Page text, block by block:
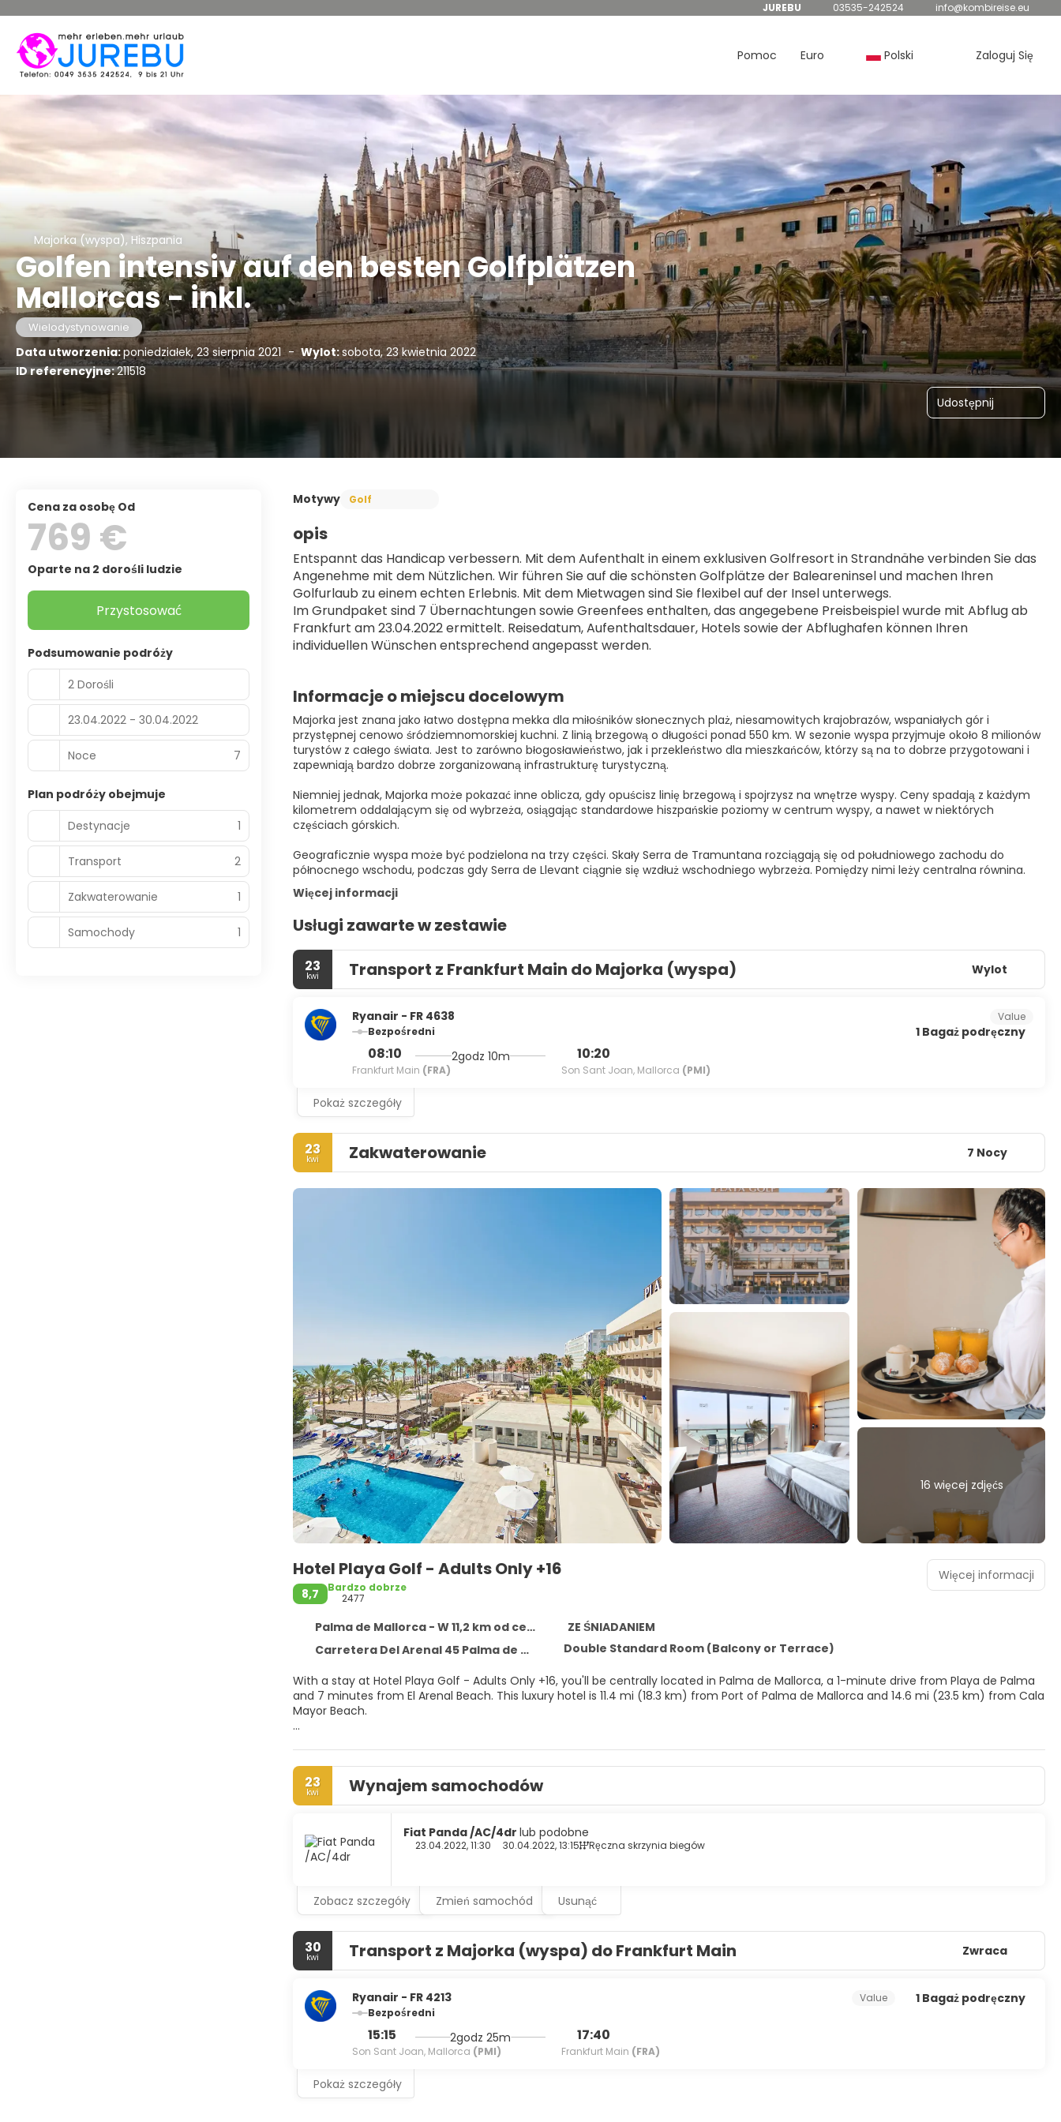
JUREBU 03535-242524 info@kombireise.eu
Pomoc Euro Polski Zaloguj Się
Majorka (wyspa), Hiszpania
Golfen intensiv auf den besten Golfplätzen
Mallorcas - inkl.
Wielodystynowanie
Data utworzenia:poniedziałek, 23 sierpnia 2021 - Wylot:sobota, 23 kwietnia 2022
ID referencyjne:211518
Udostępnij
Motywy Golf
opis
Entspannt das Handicap verbessern. Mit dem Aufenthalt in einem exklusiven Golfresort in Strandnähe verbinden Sie das
Angenehme mit dem Nützlichen. Wir führen Sie auf die schönsten Golfplätze der Baleareninsel und machen Ihren
Golfurlaub zu einem echten Erlebnis. Mit dem Mietwagen sind Sie flexibel auf der Insel unterwegs.
Im Grundpaket sind 7 Übernachtungen sowie Greenfees enthalten, das angegebene Preisbeispiel wurde mit Abflug ab
Frankfurt am 23.04.2022 ermittelt. Reisedatum, Aufenthaltsdauer, Hotels sowie der Abflughafen können Ihren
individuellen Wünschen entsprechend angepasst werden.
Informacje o miejscu docelowym
Majorka jest znana jako łatwo dostępna mekka dla miłośników słonecznych plaż, niesamowitych krajobrazów, wspaniałych gór i
przystępnej cenowo śródziemnomorskiej kuchni. Z linią brzegową o długości ponad 550 km. W sezonie wyspa przyjmuje około 8 milionów
turystów z całego świata. Jest to zarówno błogosławieństwo, jak i przekleństwo dla mieszkańców, którzy są na to dobrze przygotowani i
zapewniają bardzo dobrze zorganizowaną infrastrukturę turystyczną.
Niemniej jednak, Majorka może pokazać inne oblicza, gdy opuścisz linię brzegową i spojrzysz na wnętrze wyspy. Ceny spadają z każdym
kilometrem oddalającym się od wybrzeża, osiągając standardowe hiszpańskie poziomy w centrum wyspy, a nawet w niektórych
częściach górskich.
Geograficznie wyspa może być podzielona na trzy części. Skały Serra de Tramuntana rozciągają się od południowego zachodu do
północnego wschodu, podczas gdy Serra de Llevant ciągnie się wzdłuż wschodniego wybrzeża. Pomiędzy nimi leży centralna równina.
Więcej informacji
Usługi zawarte w zestawie
23
kwi Transport z Frankfurt Main do Majorka (wyspa) Wylot
Ryanair - FR 4638
Bezpośredni
08:10
Frankfurt Main (FRA)
2godz 10m 10:20
Son Sant Joan, Mallorca (PMI)
Value
1 Bagaż podręczny
Pokaż szczegóły
23
kwi Zakwaterowanie 7 Nocy
16 więcej zdjęćs
Hotel Playa Golf - Adults Only +16
8,7
Bardzo dobrze
2477
Palma de Mallorca - W 11,2 km od centrum
ZE ŚNIADANIEM
Carretera Del Arenal 45 Palma de Mallorca, Palma de Mallorca 7600
Double Standard Room (Balcony or Terrace)
With a stay at Hotel Playa Golf - Adults Only +16, you'll be centrally located in Palma de Mallorca, a 1-minute drive from Playa de Palma
and 7 minutes from El Arenal Beach. This luxury hotel is 11.4 mi (18.3 km) from Port of Palma de Mallorca and 14.6 mi (23.5 km) from Cala
Mayor Beach.
shops/newsstands.
Make yourself at home in one of the 218 guestrooms featuring minibars and LCD televisions. Rooms have private furnished balconies.
bathrooms with showers feature complimentary toiletries and hair dryers.
Enjoy Italian cuisine at LITTLE ITALY, one of the hotel's 3 restaurants, or stay in and take advantage of the room service (during limited
poolside bar. Buffet breakfasts are available daily from 8:00 AM to 10:00 AM for a fee.
Mallorca? This hotel has 2153 square feet (200 square meters) of space consisting of conference space and meeting rooms.
Więcej informacji
23
kwi Wynajem samochodów
Fiat Panda /AC/4dr lub podobne
23.04.2022, 11:30 30.04.2022, 13:15 Ręczna skrzynia biegów
Zobacz szczegóły Zmień samochód Usunąć
30
kwi Transport z Majorka (wyspa) do Frankfurt Main Zwraca
Ryanair - FR 4213
Bezpośredni
15:15
Son Sant Joan, Mallorca (PMI)
2godz 25m 17:40
Frankfurt Main (FRA)
Value 1 Bagaż podręczny
Pokaż szczegóły
Cena za osobę Od
769 €
Oparte na 2 dorośli ludzie
Przystosować
Podsumowanie podróży
2 Dorośli
23.04.2022 - 30.04.2022
Noce 7
Plan podróży obejmuje
Destynacje
1
Transport 2
Zakwaterowanie 1
Samochody 1